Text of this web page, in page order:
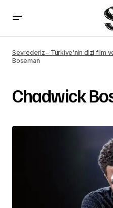
Seyrederiz – Türkiye'nin dizi film
Boseman
Chadwick